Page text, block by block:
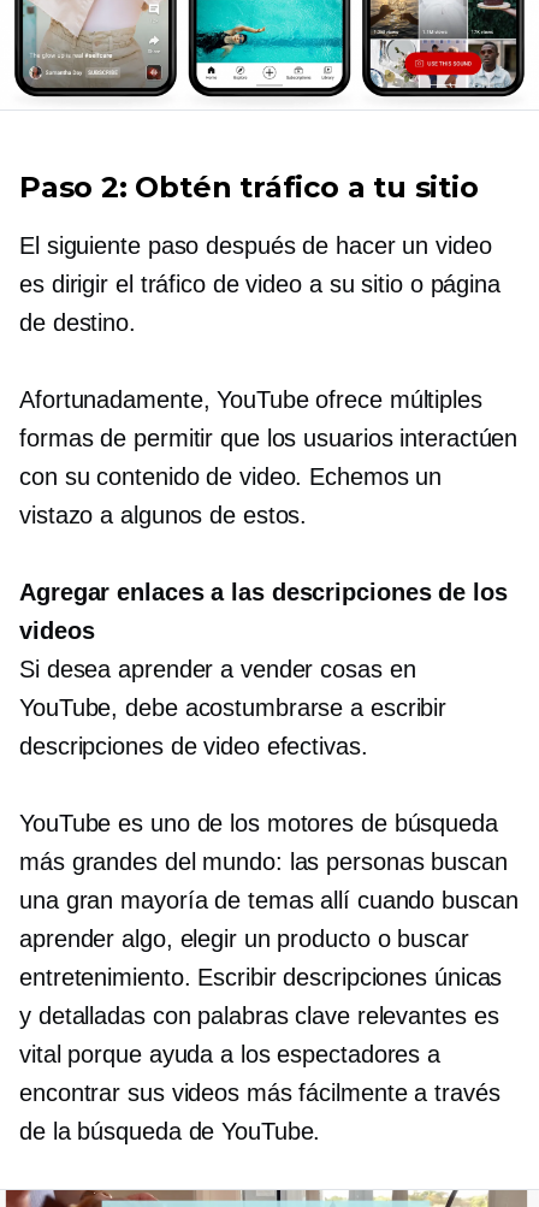
Paso 2: Obtén tráfico a tu sitio
El siguiente paso después de hacer un video
es dirigir el tráfico de video a su sitio o página
de destino.
Afortunadamente, YouTube ofrece múltiples
formas de permitir que los usuarios interactúen
con su contenido de video. Echemos un
vistazo a algunos de estos.
Agregar enlaces a las descripciones de los
videos
Si desea aprender a vender cosas en
YouTube, debe acostumbrarse a escribir
descripciones de video efectivas.
YouTube es uno de los motores de búsqueda
más grandes del mundo: las personas buscan
una gran mayoría de temas allí cuando buscan
aprender algo, elegir un producto o buscar
entretenimiento. Escribir descripciones únicas
y detalladas con palabras clave relevantes es
vital porque ayuda a los espectadores a
encontrar sus videos más fácilmente a través
de la búsqueda de YouTube.